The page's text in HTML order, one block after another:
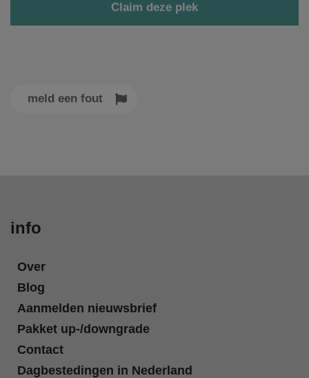
Claim deze plek
meld een fout
info
Over
Blog
Aanmelden nieuwsbrief
Pakket up-/downgrade
Contact
Dagbestedingen in Nederland